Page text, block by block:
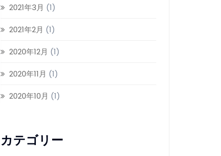
2021年3月 (1)
2021年2月 (1)
2020年12月 (1)
2020年11月 (1)
2020年10月 (1)
カテゴリー